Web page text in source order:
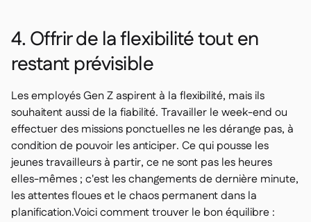
4. Offrir de la flexibilité tout en
restant prévisible
Les employés Gen Z aspirent à la flexibilité, mais ils
souhaitent aussi de la fiabilité. Travailler le week-end ou
effectuer des missions ponctuelles ne les dérange pas, à
condition de pouvoir les anticiper. Ce qui pousse les
jeunes travailleurs à partir, ce ne sont pas les heures
elles-mêmes ; c'est les changements de dernière minute,
les attentes floues et le chaos permanent dans la
planification.Voici comment trouver le bon équilibre :